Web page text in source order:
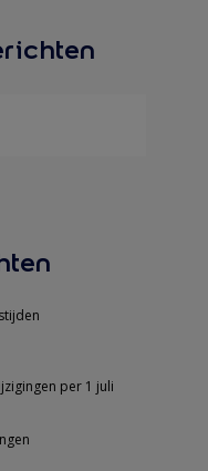
per 1 juli